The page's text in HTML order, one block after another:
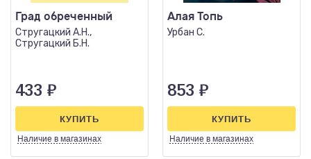
Град обреченный
Стругацкий А.Н.,
Стругацкий Б.Н.
433 ₽
Наличие в магазинах
КУПИТЬ
Алая Топь
Урбан С.
853 ₽
Наличие в магазинах
КУПИТЬ